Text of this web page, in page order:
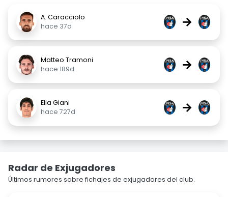
A. Caracciolo
hace 37d
→
Matteo Tramoni
hace 189d
→
Elia Giani
hace 727d
→
Radar de Exjugadores
Últimos rumores sobre fichajes de exjugadores del club.